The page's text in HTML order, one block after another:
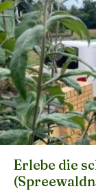
Erlebe die